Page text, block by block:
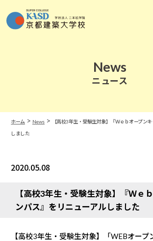
News
ニュース
ホーム > News>
【高校3年生・受験生対象】『Ｗｅｂオープン
しました
2020.05.08
【高校3年生・受験生対象】『Ｗｅ
ンパス』をリニューアルしました
【高校3年生・受験生対象】「WEBオープ